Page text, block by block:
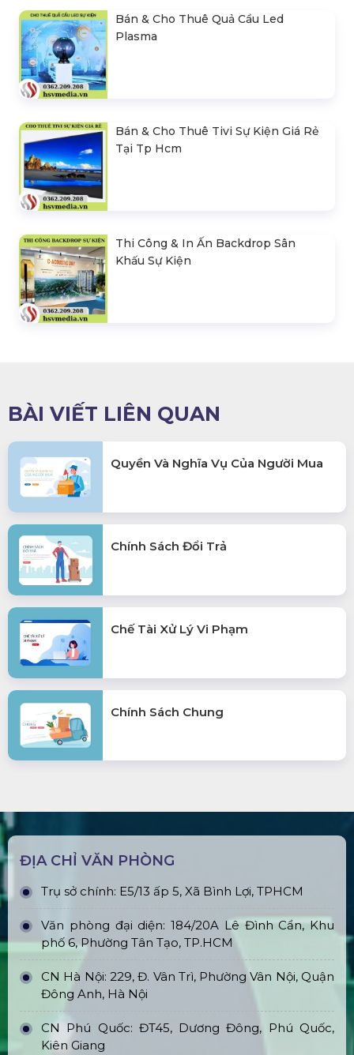
Bán & Cho Thuê Quả Cầu Led
Plasma
Bán & Cho Thuê Tivi Sự Kiện Giá Rẻ
Tại Tp Hcm
Thi Công & In Ấn Backdrop Sân
Khấu Sự Kiện
BÀI VIẾT LIÊN QUAN
Quyền Và Nghĩa Vụ Của Người Mua
Chính Sách Đổi Trả
Chế Tài Xử Lý Vi Phạm
Chính Sách Chung
ĐỊA CHỈ VĂN PHÒNG
Trụ sở chính: E5/13 ấp 5, Xã Bình Lợi, TPHCM
Văn phòng đại diện: 184/20A Lê Đình Cẩn, Khu
phố 6, Phường Tân Tạo, TP.HCM
CN Hà Nội: 229, Đ. Vân Trì, Phường Vân Nội, Quận
Đông Anh, Hà Nội
CN Phú Quốc: ĐT45, Dương Đông, Phú Quốc,
Kiên Giang